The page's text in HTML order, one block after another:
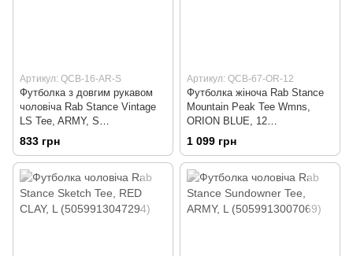
Артикул: QCB-16-AR-S
Футболка з довгим рукавом
чоловіча Rab Stance Vintage
LS Tee, ARMY, S
(821468897441)
833 грн
Артикул: QCB-67-OR-12
Футболка жіноча Rab Stance
Mountain Peak Tee Wmns,
ORION BLUE, 12
(5059913051925)
1 099 грн